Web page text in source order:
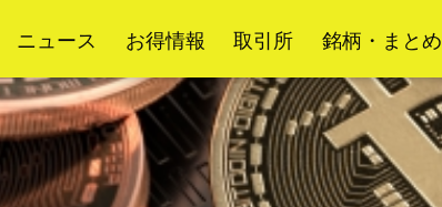
ニュース お得情報 取引所 銘柄・まとめ